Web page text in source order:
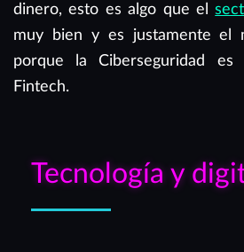
dinero, esto es algo que el
muy bien y es justamente el
porque la Ciberseguridad es
Fintech.
Tecnología y